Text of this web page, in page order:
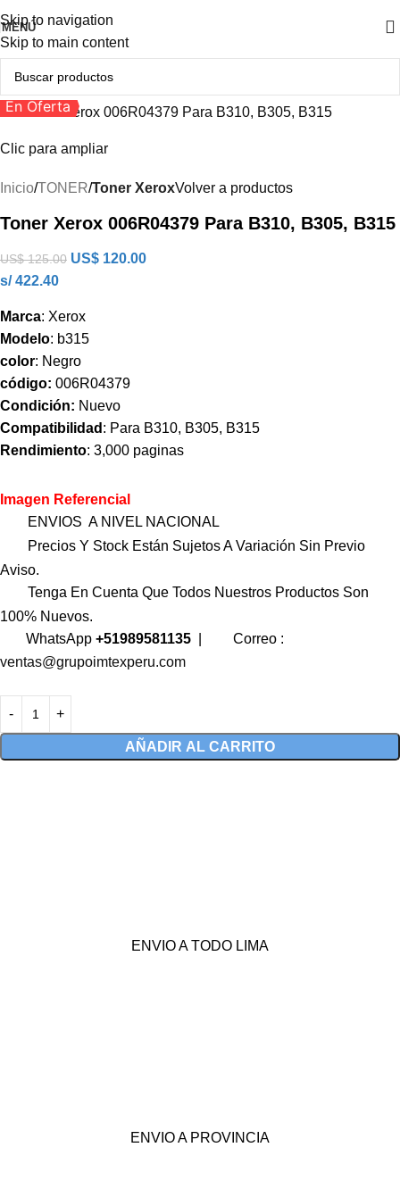
Skip to navigation
Skip to main content
MENÚ
En Oferta
Clic para ampliar
Inicio TONER Toner XeroxVolver a productos
Toner Xerox 006R04379 Para B310, B305, B315
US$125.00 US$ 120.00
s/ 422.40
Marca: Xerox
Modelo: b315
color: Negro
código: 006R04379
Condición: Nuevo
Compatibilidad : Para B310, B305, B315
Rendimiento: 3,000 paginas
Imagen Referencial
ENVIOS A NIVEL NACIONAL
Precios Y Stock Están Sujetos A Variación Sin Previo
Aviso.
Tenga En Cuenta Que Todos Nuestros Productos Son
100% Nuevos.
WhatsApp +51989581135
Correo :
ventas@grupoimtexperu.com
AÑADIR AL CARRITO
ENVIO A TODO LIMA
ENVIO A PROVINCIA